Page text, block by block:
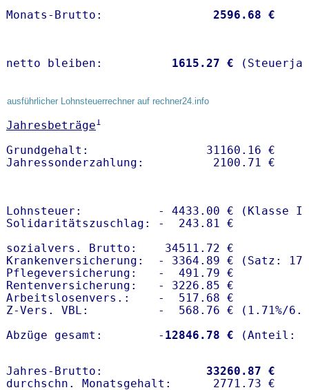
Monats-Brutto: 2596.68 €
netto bleiben: 1615.27 €
ausführlicher Lohnsteuerrechner auf rechner24.info
Jahresbeträge1
Grundgehalt:                 31160.16 €
Lohnsteuer:           - 4433.00 € (Klasse I)
Solidaritätszuschlag: -  243.81 €
sozialvers. Brutto:    34511.72 €
Krankenversicherung:  - 3364.89 € (Satz:
Pflegeversicherung:   -  491.79 €
Rentenversicherung:   - 3226.85 €
Arbeitslosenvers.:    -  517.68 €
Z-Vers. VBL:          -  568.76 € ( 1.71%/
Abzüge gesamt:        - 12846.78 €
Jahres-Brutto: 33260.87 €